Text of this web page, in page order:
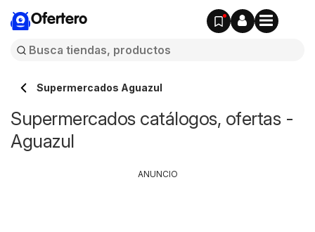
Ofertero
Supermercados Aguazul
Supermercados catálogos, ofertas -
Aguazul
ANUNCIO